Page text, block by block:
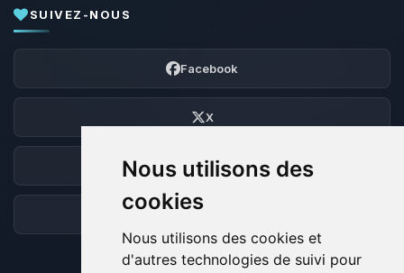
Nous utilisons des
cookies
Nous utilisons des cookies et
d'autres technologies de suivi pour
SUIVEZ-NOUS
Facebook
X
Discord
Forum